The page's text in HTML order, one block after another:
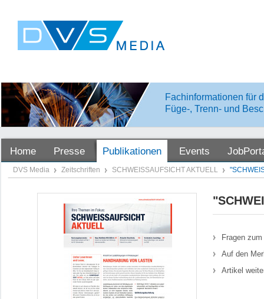
Fachinformationen für
Füge-, Trenn- und
Home Presse Publikationen Events
DVS Media Zeitschriften SCHWEISSAUFSICHT AKTUELL
Fragen
Auf den
Artikel